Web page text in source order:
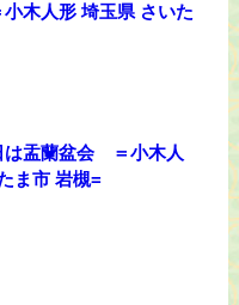
木人形 埼玉県 さいた
は盂蘭盆会 ＝小木人
ま市 岩槻=